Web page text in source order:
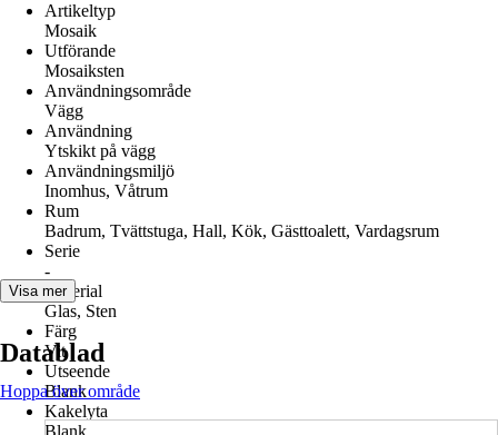
Artikeltyp
Mosaik
Utförande
Mosaiksten
Användningsområde
Vägg
Användning
Ytskikt på vägg
Användningsmiljö
Inomhus, Våtrum
Rum
Badrum, Tvättstuga, Hall, Kök, Gästtoalett, Vardagsrum
Serie
-
Material
Glas, Sten
Färg
Vit
Utseende
Blank
Kakelyta
Blank
Visa mer
Datablad
Hoppa över område